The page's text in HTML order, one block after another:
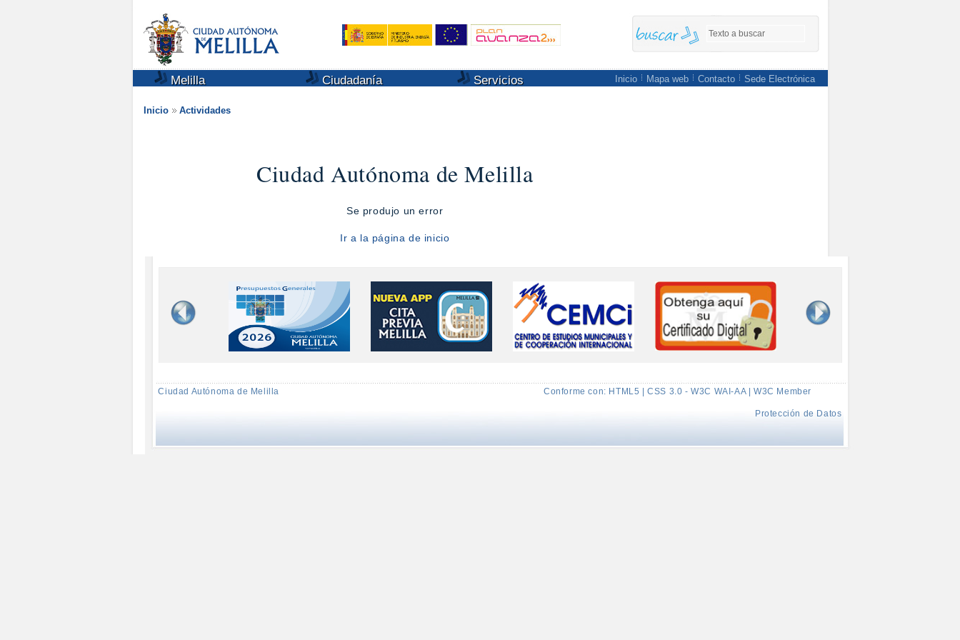
Melilla Ciudadanía Servicios Inicio Mapa web Contacto Sede Electrónica
Inicio Actividades
Ciudad Autónoma de Melilla
Se produjo un error
Ir a la página de inicio
Ciudad Autónoma de Melilla Conforme con: HTML5 | CSS 3.0 - W3C WAI-AA | W3C Member
Protección de Datos